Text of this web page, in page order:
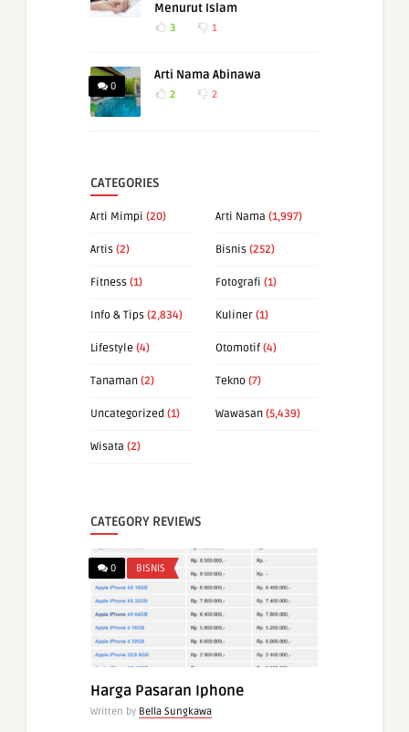
Menurut Islam
3 1
0
Arti Nama Abinawa
2 2
CATEGORIES
Arti Mimpi (20) Arti Nama (1,997)
Artis (2) Bisnis (252)
Fitness (1) Fotografi (1)
Info & Tips (2,834) Kuliner (1)
Lifestyle (4) Otomotif (4)
Tanaman (2) Tekno (7)
Uncategorized (1) Wawasan (5,439)
Wisata (2)
CATEGORY REVIEWS
0 BISNIS
Harga Pasaran Iphone
Written by Bella Sungkawa